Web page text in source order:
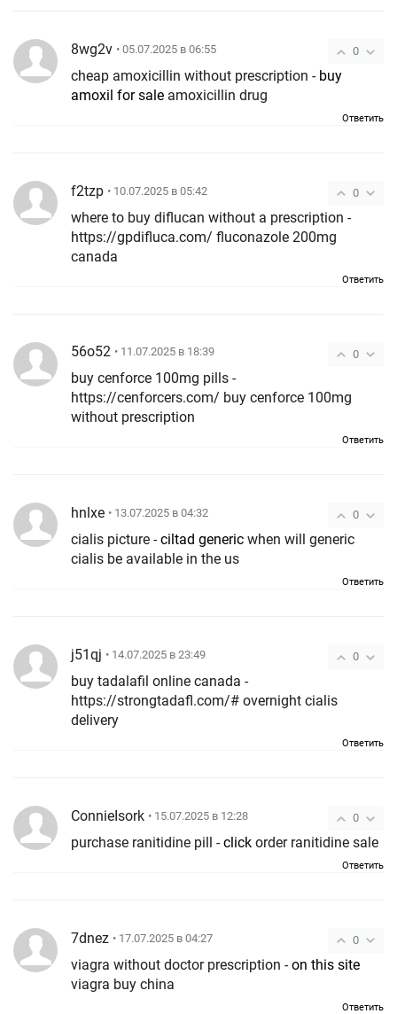
0
8wg2v • 05.07.2025 в 06:55
cheap amoxicillin without prescription - buy
amoxil for sale amoxicillin drug
Ответить
0
f2tzp • 10.07.2025 в 05:42
where to buy diflucan without a prescription -
https://gpdifluca.com/ fluconazole 200mg
canada
Ответить
0
56o52 • 11.07.2025 в 18:39
buy cenforce 100mg pills -
https://cenforcers.com/ buy cenforce 100mg
without prescription
Ответить
0
hnlxe • 13.07.2025 в 04:32
cialis picture -ciltad generic when will generic
cialis be available in the us
Ответить
0
j51qj • 14.07.2025 в 23:49
buy tadalafil online canada -
https://strongtadafl.com/# overnight cialis
delivery
Ответить
0
ConnieIsork • 15.07.2025 в 12:28
purchase ranitidine pill -click order ranitidine sale
Ответить
0
7dnez • 17.07.2025 в 04:27
viagra without doctor prescription -on this site
viagra buy china
Ответить